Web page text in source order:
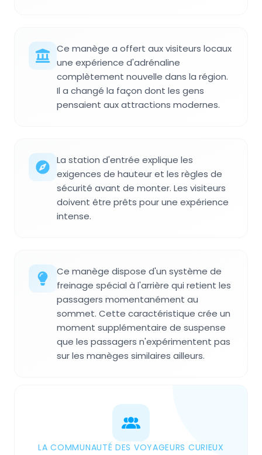
Ce manège a offert aux visiteurs locaux
une expérience d'adrénaline
complètement nouvelle dans la région.
Il a changé la façon dont les gens
pensaient aux attractions modernes.
La station d'entrée explique les
exigences de hauteur et les règles de
sécurité avant de monter. Les visiteurs
doivent être prêts pour une expérience
intense.
Ce manège dispose d'un système de
freinage spécial à l'arrière qui retient les
passagers momentanément au
sommet. Cette caractéristique crée un
moment supplémentaire de suspense
que les passagers n'expérimentent pas
sur les manèges similaires ailleurs.
LA COMMUNAUTÉ DES VOYAGEURS CURIEUX